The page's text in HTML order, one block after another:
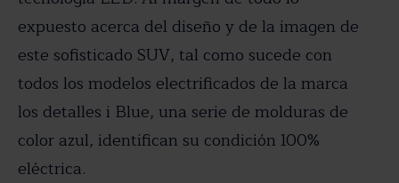
expuesto acerca del diseño y de la imagen de
este sofisticado SUV, tal como sucede con
todos los modelos electrificados de la marca
los detalles i Blue, una serie de molduras de
color azul, identifican su condición 100%
eléctrica.